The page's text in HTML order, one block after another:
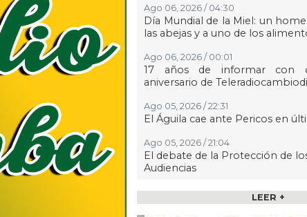
Ago 06, 2026 / 04:30
Día Mundial de la Miel: un
las abejas y a uno de los
Ago 06, 2026 / 00:01
17 años de informar con
aniversario de
Ago 05, 2026 / 22:31
El Águila cae ante Pericos en
Ago 05, 2026 / 21:04
El debate de la Protección de
Audiencias
Ago 05, 2026 / 21:00
Aprueba Congreso
LEER +